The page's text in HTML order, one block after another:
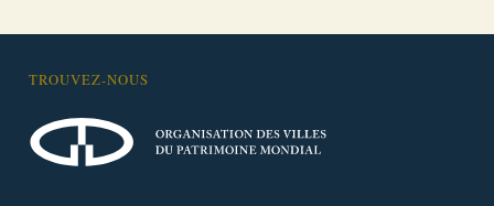
TROUVEZ-NOUS